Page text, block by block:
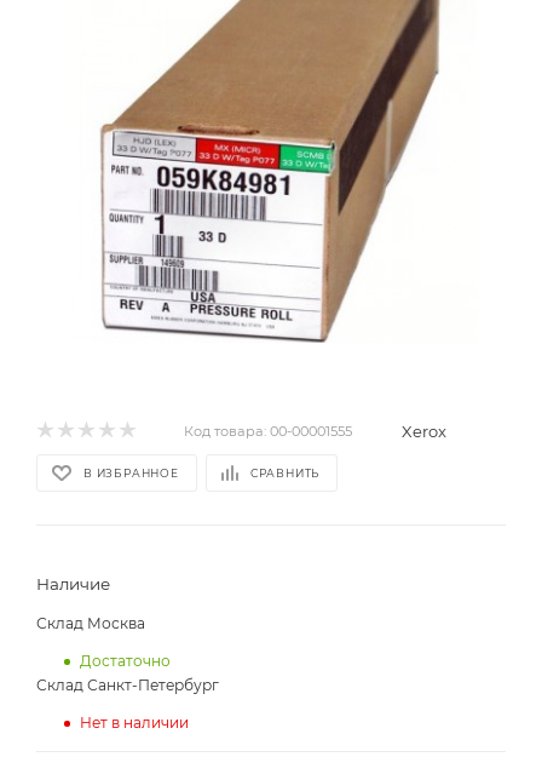
Код товара: 00-00001555 Xerox
В ИЗБРАННОЕ СРАВНИТЬ
Наличие
Склад Москва
Достаточно
Склад Санкт-Петербург
Нет в наличии